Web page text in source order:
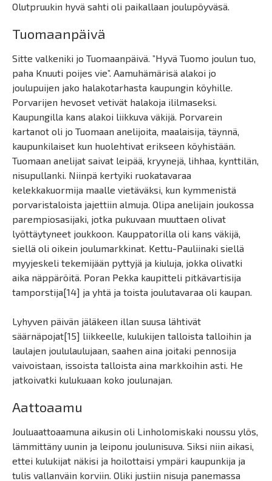
Olutpruukin hyvä sahti oli paikallaan joulupöyväsä.
Tuomaanpäivä
Sitte valkeniki jo Tuomaanpäivä. ”Hyvä Tuomo joulun tuo,
paha Knuuti poijes vie”. Aamuhämärisä alakoi jo
joulupuijen jako halakotarhasta kaupungin köyhille.
Porvarijen hevoset vetivät halakoja ililmaseksi.
Kaupungilla kans alakoi liikkuva väkijä. Porvarein
kartanot oli jo Tuomaan anelijoita, maalaisija, täynnä,
kaupunkilaiset kun huolehtivat erikseen köyhistään.
Tuomaan anelijat saivat leipää, kryynejä, lihhaa, kynttilän,
nisupullanki. Niinpä kertyiki ruokatavaraa
kelekkakuormija maalle vietäväksi, kun kymmenistä
porvaristaloista jajettiin almuja. Olipa anelijain joukossa
parempiosasijaki, jotka pukuvaan muuttaen olivat
lyöttäytyneet joukkoon. Kauppatorilla oli kans väkijä,
siellä oli oikein joulumarkkinat. Kettu-Pauliinaki siellä
myyjeskeli tekemijään pyttyjä ja kiuluja, jokka olivatki
aika näppäröitä. Poran Pekka kaupitteli pitkävartisija
tamporstija[14] ja yhtä ja toista joulutavaraa oli kaupan.
Lyhyven päivän jäläkeen illan suusa lähtivät
säärnäpojat[15] liikkeelle, kulukijen talloista talloihin ja
laulajen joululaulujaan, saahen aina joitaki pennosija
vaivoistaan, issoista talloista aina markkoihin asti. He
jatkoivatki kulukuaan koko joulunajan.
Aattoaamu
Jouluaattoaamuna aikusin oli Linholomiskaki noussu ylös,
lämmittäny uunin ja leiponu joulunisuva. Siksi niin aikasi,
ettei kulukijat näkisi ja hoilottaisi ympäri kaupunkija ja
tulis vallanväin korviin. Oliki justiin nisuja panemassa